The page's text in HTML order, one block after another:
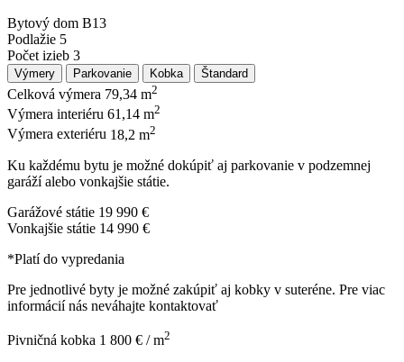
Bytový dom B13
Podlažie 5
Počet izieb 3
Výmery Parkovanie Kobka Štandard
Celková výmera 79,34 m2
Výmera interiéru 61,14 m2
Výmera exteriéru 18,2 m2
Ku každému bytu je možné dokúpiť aj parkovanie v podzemnej
garáží alebo vonkajšie státie.
Garážové státie 19 990 €
Vonkajšie státie 14 990 €
*Platí do vypredania
Pre jednotlivé byty je možné zakúpiť aj kobky v suteréne. Pre viac
informácií nás neváhajte kontaktovať
Pivničná kobka 1 800 € / m2